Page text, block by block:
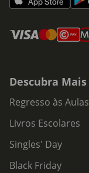
Descubra Mais
Regresso às Aulas
Livros Escolares
Singles' Day
Black Friday